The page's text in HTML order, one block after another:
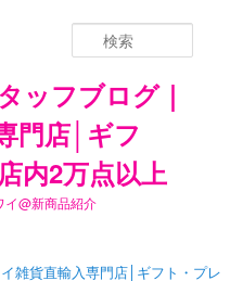
ッフブログ｜
門店│ギフ
内2万点以上
イ@新商品紹介
索